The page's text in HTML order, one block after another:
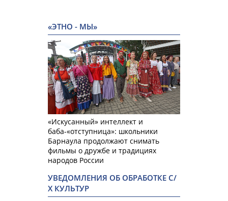
«ЭТНО - МЫ»
«Искусанный» интеллект и
баба-«отступница»: школьники
Барнаула продолжают снимать
фильмы о дружбе и традициях
народов России
УВЕДОМЛЕНИЯ ОБ ОБРАБОТКЕ С/
Х КУЛЬТУР